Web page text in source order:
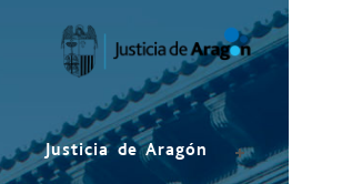
Justicia de Aragón